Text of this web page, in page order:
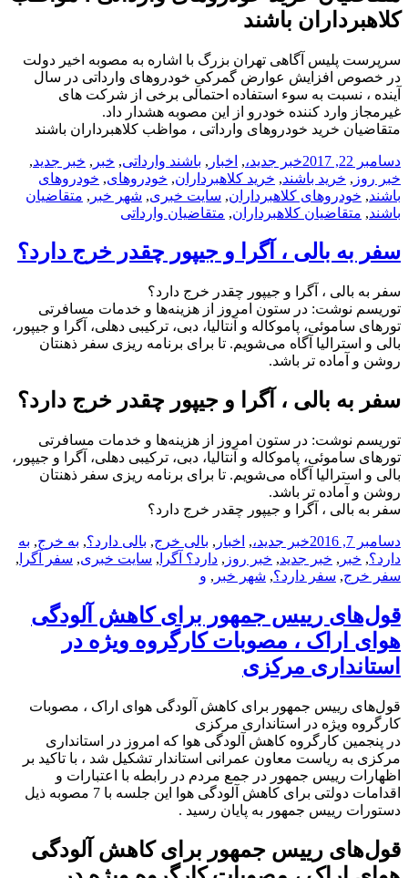
کلاهبرداران باشند
سرپرست پلیس آگاهی تهران بزرگ با اشاره به مصوبه اخیر دولت
در خصوص افزایش عوارض گمرکیِ خودروهای وارداتی در سال
آینده ، نسبت به سوء استفاده احتمالی برخی از شرکت های
غیرمجاز وارد کننده خودرو از این مصوبه هشدار داد.
متقاضیان خرید خودروهای وارداتی ، مواظب کلاهبرداران باشند
ارسال
شده
در
دسامبر 22, 2017 نویسنده
دسته‌ها
خبر جدیدبرچسب‌ها،, اخبار , باشند وارداتی, خبر , خبر جدید,
خبر روز , خرید باشند, خرید کلاهبرداران, خودروهای, خودروهای
باشند, خودروهای کلاهبرداران, سایت خبری, شهر خبر , متقاضیان
باشند, متقاضیان کلاهبرداران, متقاضیان وارداتی
سفر به بالی ، آگرا و جیپور چقدر خرج دارد؟
سفر به بالی ، آگرا و جیپور چقدر خرج دارد؟
توریسم نوشت: در ستون امروز از هزینه‌ها و خدمات مسافرتی
تورهای ساموئی، پاموکاله و آنتالیا، دبی، ترکیبی دهلی، آگرا و جیپور،
بالی و استرالیا آگاه می‌شویم. تا برای برنامه ریزی سفر ذهنتان
روشن و آماده تر باشد.
سفر به بالی ، آگرا و جیپور چقدر خرج دارد؟
توریسم نوشت: در ستون امروز از هزینه‌ها و خدمات مسافرتی
تورهای ساموئی، پاموکاله و آنتالیا، دبی، ترکیبی دهلی، آگرا و جیپور،
بالی و استرالیا آگاه می‌شویم. تا برای برنامه ریزی سفر ذهنتان
روشن و آماده تر باشد.
سفر به بالی ، آگرا و جیپور چقدر خرج دارد؟
ارسال
شده
در
دسامبر 7, 2016 نویسنده
دسته‌ها
خبر جدیدبرچسب‌ها،, اخبار , بالی خرج, بالی دارد؟, به خرج, به
دارد؟, خبر , خبر جدید, خبر روز , دارد؟ آگرا , سایت خبری, سفر آگرا ,
سفر خرج, سفر دارد؟, شهر خبر , و
قول‌های رییس جمهور برای کاهش آلودگی
هوای اراک ، مصوبات کارگروه ویژه در
استانداری مرکزی
قول‌های رییس جمهور برای کاهش آلودگی هوای اراک ، مصوبات
کارگروه ویژه در استانداری مرکزی
در پنجمین کارگروه کاهش آلودگی هوا که امروز در استانداری
مرکزی به ریاست معاون عمرانی استاندار تشکیل شد ، با تاکید بر
اظهارات رییس جمهور در جمع مردم در رابطه با اعتبارات و
اقدامات دولتی برای کاهش آلودگی هوا این جلسه با 7 مصوبه ذیل
دستورات رییس جمهور به پایان رسید .
قول‌های رییس جمهور برای کاهش آلودگی